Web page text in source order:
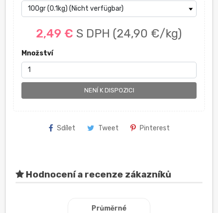
2,49 € S DPH (24,90 €/kg)
Množství
NENÍ K DISPOZICI
Sdílet Tweet Pinterest
Hodnocení a recenze zákazníků
Průměrné